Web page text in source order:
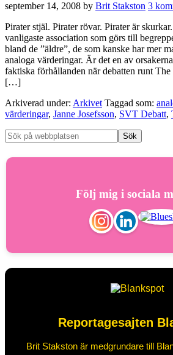
september 14, 2008 by Brit Stakston 3
Pirater stjäl. Pirater rövar. Pirater är
vanligaste association som görs till
bland de ”äldre”, de som kanske har mer
analoga värderingar. Är det en av
faktiska förhållanden när debatten runt
[…]
Arkiverad under: Arkivet Taggad som:
värderingar, Janne Josefsson, SVT Debatt,
Följ mig i sociala
Reportagesajten
Brit Stakston är medgrundare till